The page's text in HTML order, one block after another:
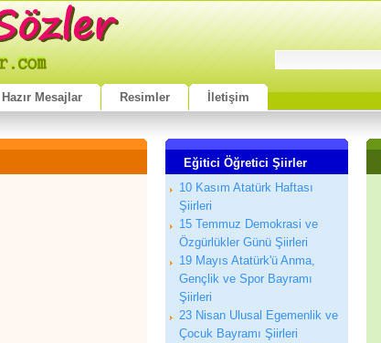
Hazır Mesajlar Resimler İletişim
Eğitici Öğretici Şiirler
10 Kasım Atatürk Haftası
Şiirleri
15 Temmuz Demokrasi ve
Özgürlükler Günü Şiirleri
19 Mayıs Atatürk'ü Anma,
Gençlik ve Spor Bayramı
Şiirleri
23 Nisan Ulusal Egemenlik ve
Çocuk Bayramı Şiirleri